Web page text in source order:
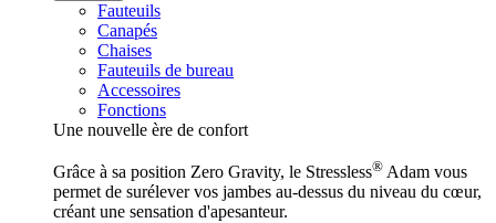
Fauteuils
Canapés
Chaises
Fauteuils de bureau
Accessoires
Fonctions
Une nouvelle ère de confort
Grâce à sa position Zero Gravity, le Stressless® Adam vous
permet de surélever vos jambes au-dessus du niveau du cœur,
créant une sensation d'apesanteur.